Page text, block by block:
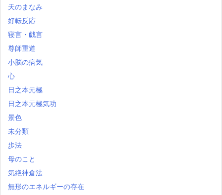
天のまなみ
好転反応
寝言・戯言
尊師重道
小脳の病気
心
日之本元極
日之本元極気功
景色
未分類
歩法
母のこと
気絶神倉法
無形のエネルギーの存在